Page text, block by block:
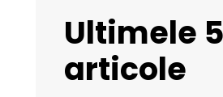
Ultimele 5
articole